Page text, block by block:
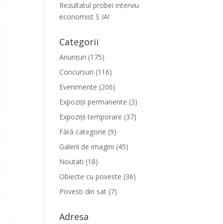
Rezultatul probei interviu
economist S IA!
Categorii
Anunțuri (175)
Concursuri (116)
Evenimente (206)
Expoziții permanente (3)
Expoziții temporare (37)
Fără categorie (9)
Galerii de imagini (45)
Noutati (18)
Obiecte cu poveste (36)
Povesti din sat (7)
Adresa